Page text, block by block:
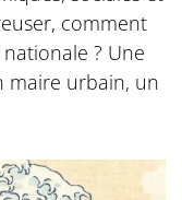
comment
? Une
maire urbain, un